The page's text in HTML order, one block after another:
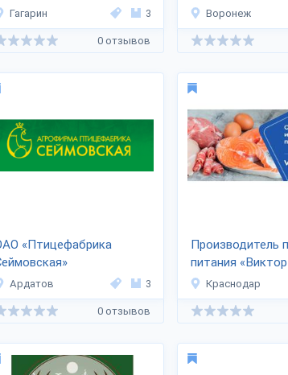
Гагарин 3
0 отзывов
Воронеж
«Птицефабрика
Ардатов 3
0 отзывов
Производитель
питания
Краснодар